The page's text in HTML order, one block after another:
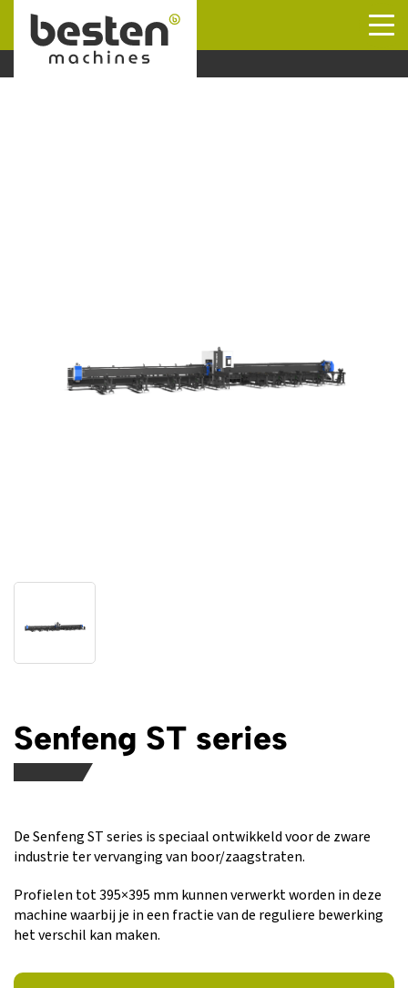
Naar hoofdinhoud
Senfeng ST series
De Senfeng ST series is speciaal ontwikkeld voor de zware
industrie ter vervanging van boor/zaagstraten.
Profielen tot 395×395 mm kunnen verwerkt worden in deze
machine waarbij je in een fractie van de reguliere bewerking
het verschil kan maken.